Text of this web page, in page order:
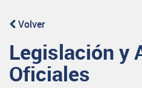
Volver
Legislación y
Oficiales